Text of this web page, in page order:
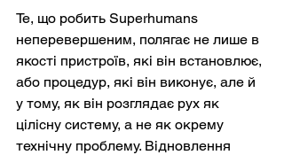
Те, що робить Superhumans
неперевершеним, полягає не лише в
якості пристроїв, які він встановлює,
або процедур, які він виконує, але й
у тому, як він розглядає рух як
цілісну систему, а не як окрему
технічну проблему. Відновлення